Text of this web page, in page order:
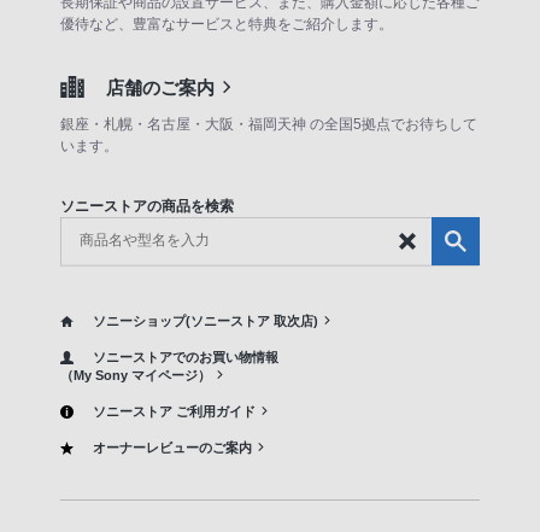
優待など、豊富なサービスと特典をご紹介します。
店舗のご案内
銀座・札幌・名古屋・大阪・福岡天神 の全国5拠点でお待ちして
います。
ソニーストアの商品を検索
ソニーショップ(ソニーストア 取次店)
ソニーストアでのお買い物情報
（My Sony マイページ）
ソニーストア ご利用ガイド
オーナーレビューのご案内